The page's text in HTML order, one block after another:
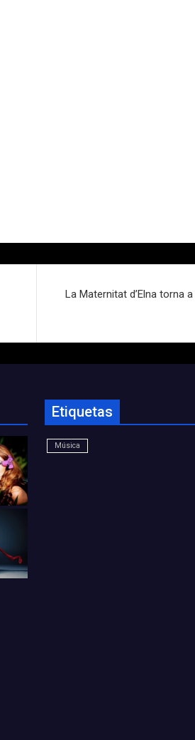
La Maternitat d’Elna torna
Etiquetas
Música